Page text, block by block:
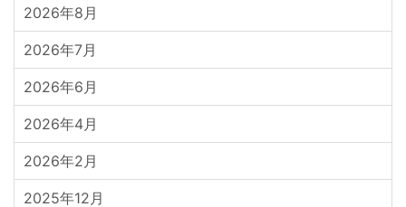
2026年8月
2026年7月
2026年6月
2026年4月
2026年2月
2025年12月